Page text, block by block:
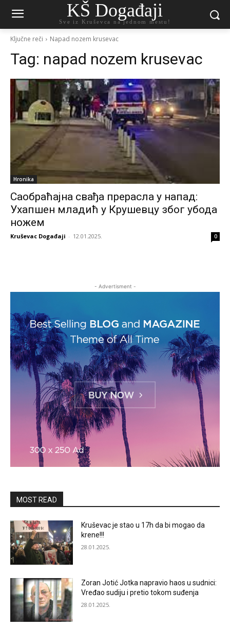
KŠ Događaji
Sve iz Kruševca na jednom mestu!
Ključne reči Napad nozem krusevac
Tag: napad nozem krusevac
Hronika
Саобраћајна свађа прерасла у напад:
Ухапшен младић у Крушевцу због убода
ножем
Kruševac Događaji - 12.01.2025. 0
- Advertisment -
MOST READ
Kruševac je stao u 17h da bi mogao da
krene!!!
28.01.2025.
Zoran Jotić Jotka napravio haos u sudnici:
Vređao sudiju i pretio tokom suđenja
28.01.2025.